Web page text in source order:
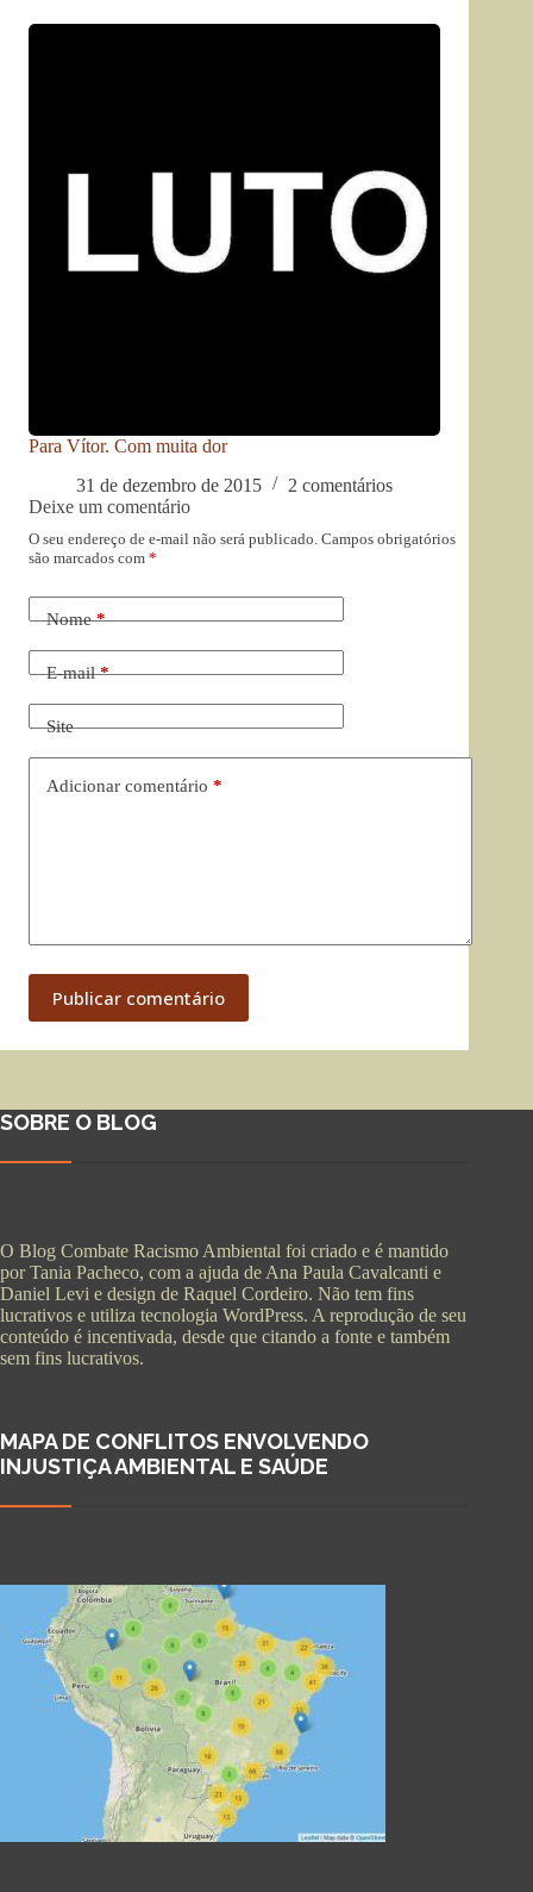
Para Vítor. Com muita dor
31 de dezembro de 2015
2 comentários
Deixe um comentário
O seu endereço de e-mail não será publicado. Campos obrigatórios
são marcados com *
Nome*
E-mail*
Site
Adicionar comentário *
Publicar comentário
SOBRE O BLOG
O Blog Combate Racismo Ambiental foi criado e é mantido
por Tania Pacheco, com a ajuda de Ana Paula Cavalcanti e
Daniel Levi e design de Raquel Cordeiro. Não tem fins
lucrativos e utiliza tecnologia WordPress. A reprodução de seu
conteúdo é incentivada, desde que citando a fonte e também
sem fins lucrativos.
MAPA DE CONFLITOS ENVOLVENDO
INJUSTIÇA AMBIENTAL E SAÚDE